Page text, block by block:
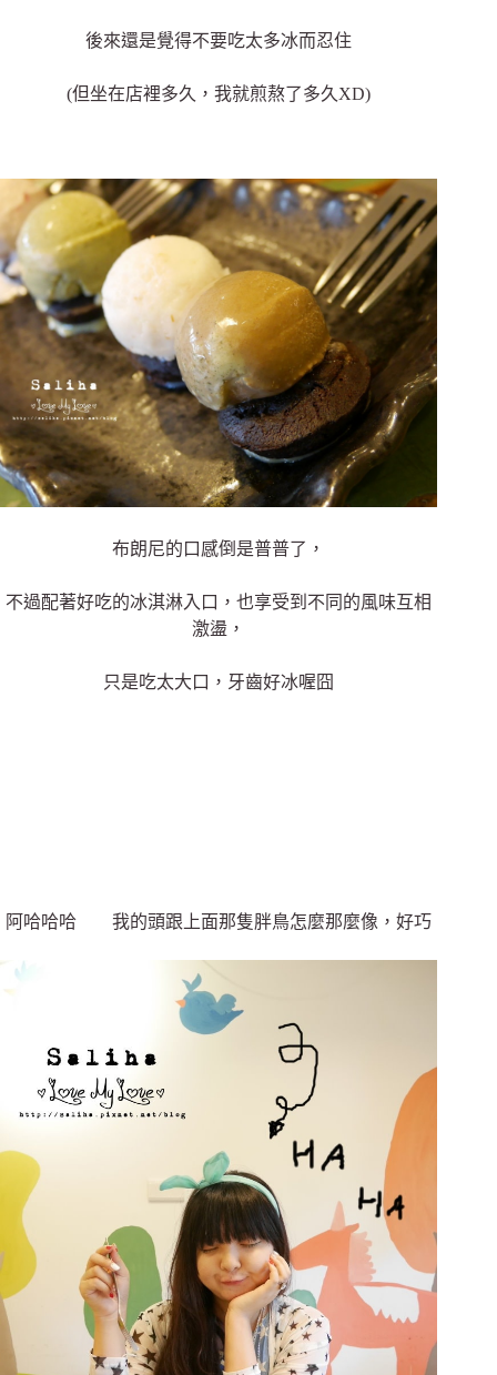
後來還是覺得不要吃太多冰而忍住
(但坐在店裡多久，我就煎熬了多久XD)
布朗尼的口感倒是普普了，
不過配著好吃的冰淇淋入口，也享受到不同的風味互相
激盪，
只是吃太大口，牙齒好冰喔囧
阿哈哈哈 我的頭跟上面那隻胖鳥怎麼那麼像，好巧